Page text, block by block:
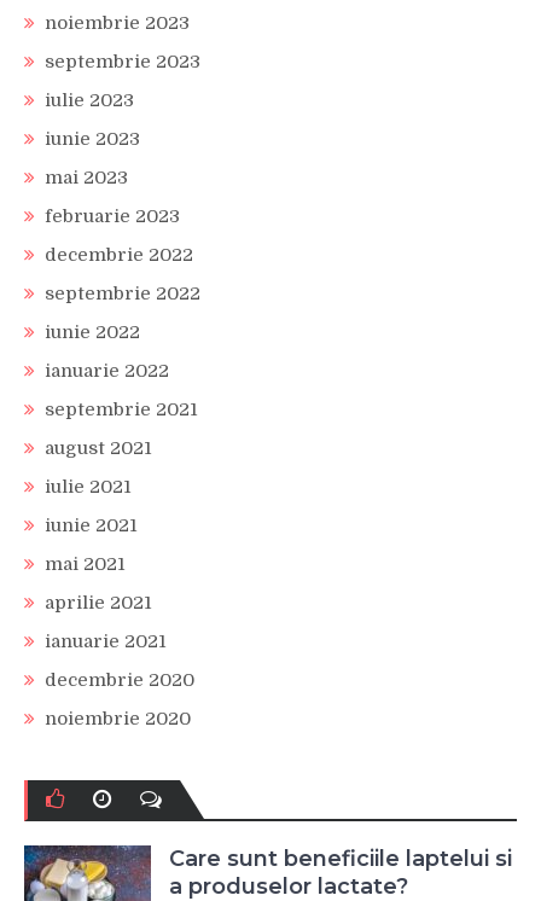
noiembrie 2023
septembrie 2023
iulie 2023
iunie 2023
mai 2023
februarie 2023
decembrie 2022
septembrie 2022
iunie 2022
ianuarie 2022
septembrie 2021
august 2021
iulie 2021
iunie 2021
mai 2021
aprilie 2021
ianuarie 2021
decembrie 2020
noiembrie 2020
Care sunt beneficiile laptelui si
a produselor lactate?